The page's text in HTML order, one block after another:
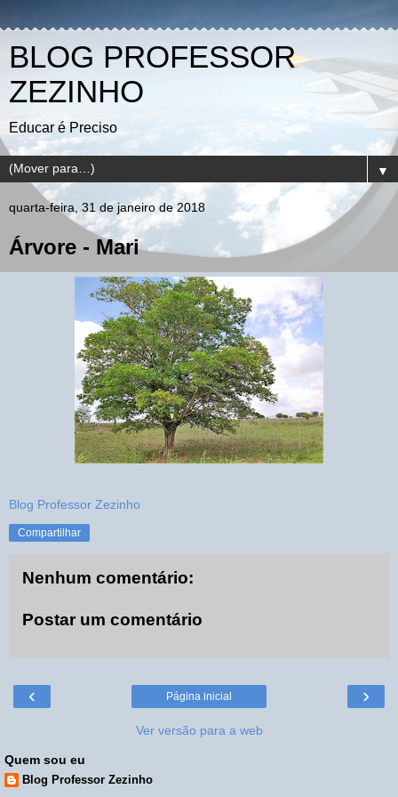
BLOG PROFESSOR
ZEZINHO
Educar é Preciso
▼
quarta-feira, 31 de janeiro de 2018
Árvore - Mari
Blog Professor Zezinho
Compartilhar
Nenhum comentário:
Postar um comentário
‹ ›
Página inicial
Ver versão para a web
Quem sou eu
Blog Professor Zezinho